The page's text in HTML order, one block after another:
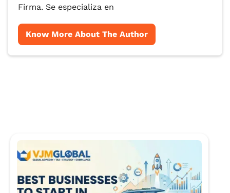
Firma. Se especializa en
Know More About The Author